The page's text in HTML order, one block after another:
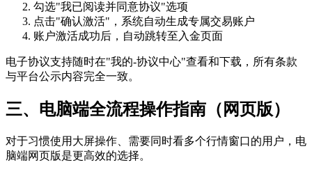
勾选"我已阅读并同意协议"选项
点击"确认激活"，系统自动生成专属交易账户
账户激活成功后，自动跳转至入金页面
电子协议支持随时在"我的-协议中心"查看和下载，所有条款
与平台公示内容完全一致。
三、电脑端全流程操作指南（网页版）
对于习惯使用大屏操作、需要同时看多个行情窗口的用户，电
脑端网页版是更高效的选择。